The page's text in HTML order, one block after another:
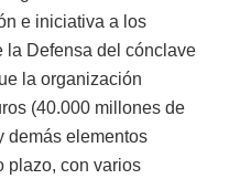
e iniciativa a los
la Defensa del cónclave
la organización
(40.000 millones de
demás elementos
plazo, con varios